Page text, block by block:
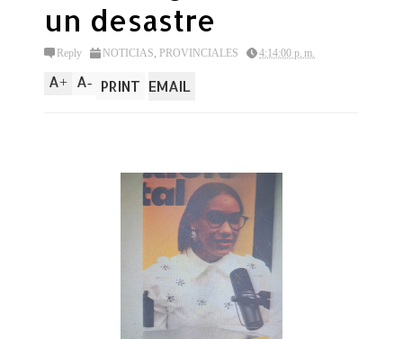
un desastre
Reply NOTICIAS, PROVINCIALES 4:14:00 p. m.
A+ A- PRINT EMAIL